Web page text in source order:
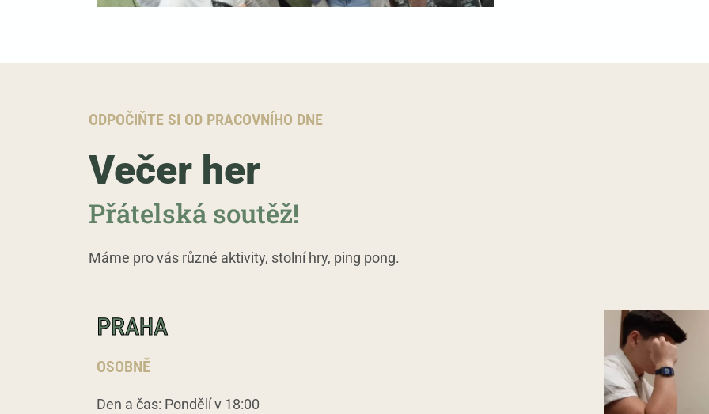
ODPOČIŇTE SI OD PRACOVNÍHO DNE
Večer her
Přátelská soutěž!
Máme pro vás různé aktivity, stolní hry, ping pong.
PRAHA
OSOBNĚ
Den a čas: Pondělí v 18:00